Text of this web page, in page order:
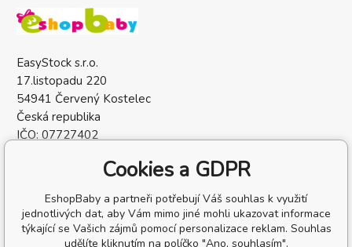
EasyStock s.r.o.
17.listopadu 220
54941 Červený Kostelec
Česká republika
IČO: 07727402
Cookies a GDPR
EshopBaby a partneři potřebují Váš souhlas k využití
jednotlivých dat, aby Vám mimo jiné mohli ukazovat informace
týkající se Vašich zájmů pomocí personalizace reklam. Souhlas
udělíte kliknutím na políčko "Ano, souhlasím".